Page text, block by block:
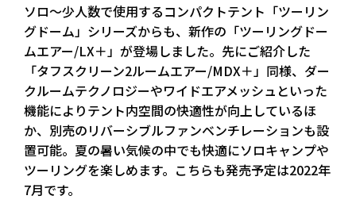
ソロ～少人数で使用するコンパクトテント「ツーリン
グドーム」シリーズからも、新作の「ツーリングドー
ムエアー/LX＋」が登場しました。先にご紹介した
「タフスクリーン2ルームエアー/MDX＋」同様、ダー
クルームテクノロジーやワイドエアメッシュといった
機能によりテント内空間の快適性が向上しているほ
か、別売のリバーシブルファンベンチレーションも設
置可能。夏の暑い気候の中でも快適にソロキャンプや
ツーリングを楽しめます。こちらも発売予定は2022年
7月です。